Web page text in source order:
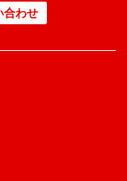
合わせ